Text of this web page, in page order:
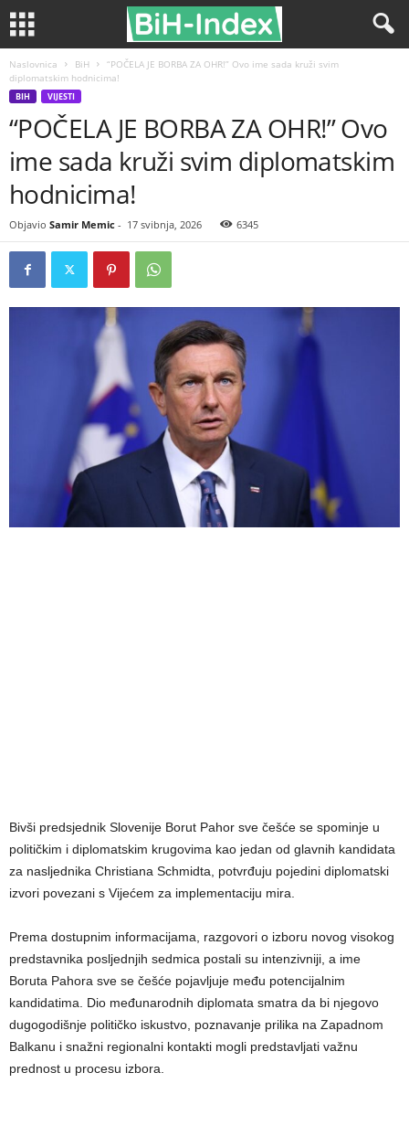
Naslovnica BiH
“POČELA JE BORBA ZA OHR!” Ovo ime sada kruži svim
diplomatskim hodnicima!
BIH VIJESTI
“POČELA JE BORBA ZA OHR!” Ovo
ime sada kruži svim diplomatskim
hodnicima!
Objavio Samir Memic - 17 svibnja, 2026 6345
Bivši predsjednik Slovenije Borut Pahor sve češće se spominje u
političkim i diplomatskim krugovima kao jedan od glavnih kandidata
za nasljednika Christiana Schmidta, potvrđuju pojedini diplomatski
izvori povezani s Vijećem za implementaciju mira.
Prema dostupnim informacijama, razgovori o izboru novog visokog
predstavnika posljednjih sedmica postali su intenzivniji, a ime
Boruta Pahora sve se češće pojavljuje među potencijalnim
kandidatima. Dio međunarodnih diplomata smatra da bi njegovo
dugogodišnje političko iskustvo, poznavanje prilika na Zapadnom
Balkanu i snažni regionalni kontakti mogli predstavljati važnu
prednost u procesu izbora.